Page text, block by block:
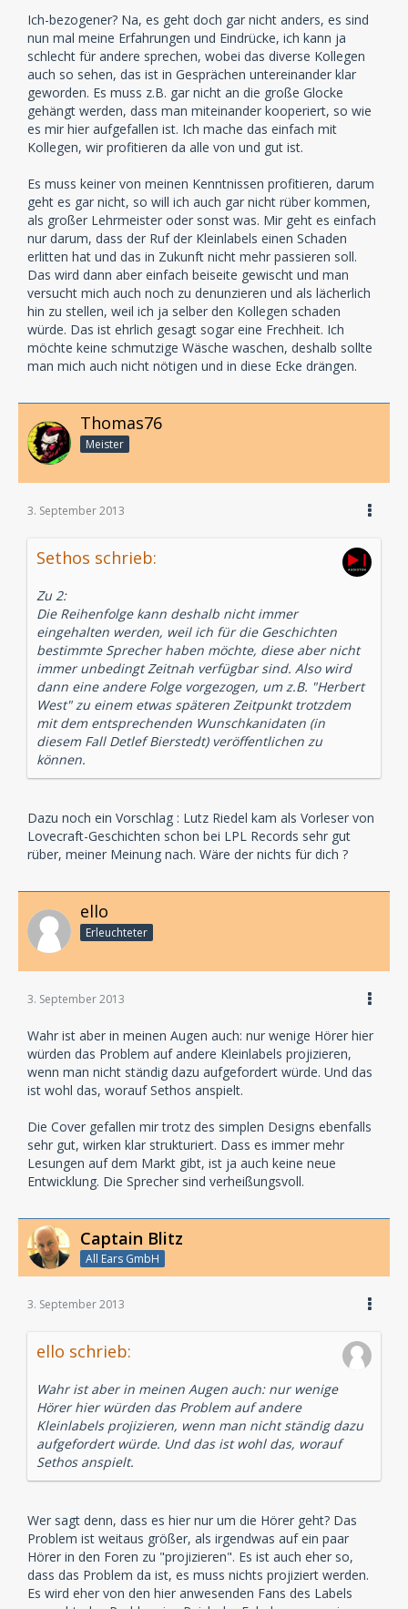
Ich-bezogener? Na, es geht doch gar nicht anders, es sind
nun mal meine Erfahrungen und Eindrücke, ich kann ja
schlecht für andere sprechen, wobei das diverse Kollegen
auch so sehen, das ist in Gesprächen untereinander klar
geworden. Es muss z.B. gar nicht an die große Glocke
gehängt werden, dass man miteinander kooperiert, so wie
es mir hier aufgefallen ist. Ich mache das einfach mit
Kollegen, wir profitieren da alle von und gut ist.
Es muss keiner von meinen Kenntnissen profitieren, darum
geht es gar nicht, so will ich auch gar nicht rüber kommen,
als großer Lehrmeister oder sonst was. Mir geht es einfach
nur darum, dass der Ruf der Kleinlabels einen Schaden
erlitten hat und das in Zukunft nicht mehr passieren soll.
Das wird dann aber einfach beiseite gewischt und man
versucht mich auch noch zu denunzieren und als lächerlich
hin zu stellen, weil ich ja selber den Kollegen schaden
würde. Das ist ehrlich gesagt sogar eine Frechheit. Ich
möchte keine schmutzige Wäsche waschen, deshalb sollte
man mich auch nicht nötigen und in diese Ecke drängen.
Thomas76
Meister
3. September 2013
Sethos schrieb:
Zu 2:
Die Reihenfolge kann deshalb nicht immer
eingehalten werden, weil ich für die Geschichten
bestimmte Sprecher haben möchte, diese aber nicht
immer unbedingt Zeitnah verfügbar sind. Also wird
dann eine andere Folge vorgezogen, um z.B. "Herbert
West" zu einem etwas späteren Zeitpunkt trotzdem
mit dem entsprechenden Wunschkanidaten (in
diesem Fall Detlef Bierstedt) veröffentlichen zu
können.
Dazu noch ein Vorschlag : Lutz Riedel kam als Vorleser von
Lovecraft-Geschichten schon bei LPL Records sehr gut
rüber, meiner Meinung nach. Wäre der nichts für dich ?
ello
Erleuchteter
3. September 2013
Wahr ist aber in meinen Augen auch: nur wenige Hörer hier
würden das Problem auf andere Kleinlabels projizieren,
wenn man nicht ständig dazu aufgefordert würde. Und das
ist wohl das, worauf Sethos anspielt.
Die Cover gefallen mir trotz des simplen Designs ebenfalls
sehr gut, wirken klar strukturiert. Dass es immer mehr
Lesungen auf dem Markt gibt, ist ja auch keine neue
Entwicklung. Die Sprecher sind verheißungsvoll.
Captain Blitz
All Ears GmbH
3. September 2013
ello schrieb:
Wahr ist aber in meinen Augen auch: nur wenige
Hörer hier würden das Problem auf andere
Kleinlabels projizieren, wenn man nicht ständig dazu
aufgefordert würde. Und das ist wohl das, worauf
Sethos anspielt.
Wer sagt denn, dass es hier nur um die Hörer geht? Das
Problem ist weitaus größer, als irgendwas auf ein paar
Hörer in den Foren zu "projizieren". Es ist auch eher so,
dass das Problem da ist, es muss nichts projiziert werden.
Es wird eher von den hier anwesenden Fans des Labels